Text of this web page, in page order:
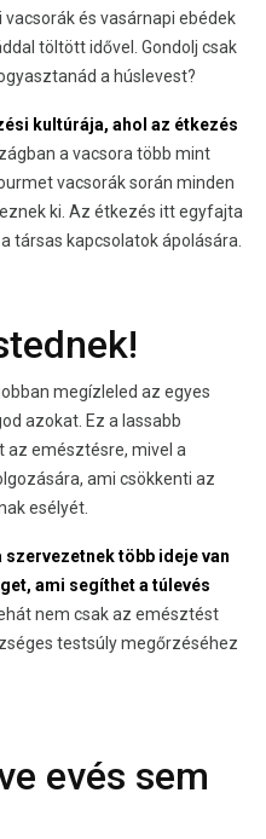
és vasárnapi ebédek
töltött idővel. Gondolj csak
a húslevest?
kultúrája, ahol az étkezés
a vacsora több mint
vacsorák során minden
ki. Az étkezés itt egyfajta
társas kapcsolatok ápolására.
megízleled az egyes
azokat. Ez a lassabb
emésztésre, mivel a
ami csökkenti az
esélyét.
szervezetnek több ideje van
ami segíthet a túlevés
nem csak az emésztést
testsúly megőrzéséhez
evés sem